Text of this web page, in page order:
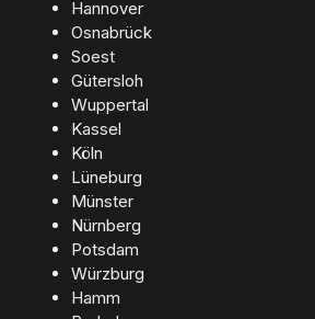
Hannover
Osnabrück
Soest
Gütersloh
Wuppertal
Kassel
Köln
Lüneburg
Münster
Nürnberg
Potsdam
Würzburg
Hamm